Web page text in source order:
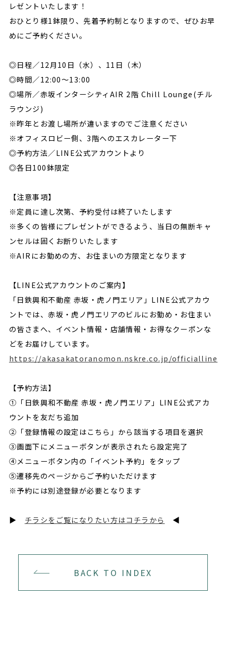
レゼントいたします！
おひとり様1鉢限り、先着予約制となりますので、ぜひお早
めにご予約ください。
◎日程／12月10日（水）、11日（木）
◎時間／12:00～13:00
◎場所／赤坂インターシティAIR 2階 Chill Lounge(チル
ラウンジ)
※昨年とお渡し場所が違いますのでご注意ください
※オフィスロビー側、3階へのエスカレーター下
◎予約方法／LINE公式アカウントより
◎各日100鉢限定
【注意事項】
※定員に達し次第、予約受付は終了いたします
※多くの皆様にプレゼントができるよう、当日の無断キャ
ンセルは固くお断りいたします
※AIRにお勤めの方、お住まいの方限定となります
【LINE公式アカウントのご案内】
「日鉄興和不動産 赤坂・虎ノ門エリア」LINE公式アカウ
ントでは、赤坂・虎ノ門エリアのビルにお勤め・お住まい
の皆さまへ、イベント情報・店舗情報・お得なクーポンな
どをお届けしています。
https://akasakatoranomon.nskre.co.jp/officialline
【予約方法】
①「日鉄興和不動産 赤坂・虎ノ門エリア」LINE公式アカ
ウントを友だち追加
②「登録情報の設定はこちら」から該当する項目を選択
③画面下にメニューボタンが表示されたら設定完了
④メニューボタン内の「イベント予約」をタップ
⑤遷移先のページからご予約いただけます
※予約には別途登録が必要となります
▶ チラシをご覧になりたい方はコチラから ◀
BACK TO INDEX